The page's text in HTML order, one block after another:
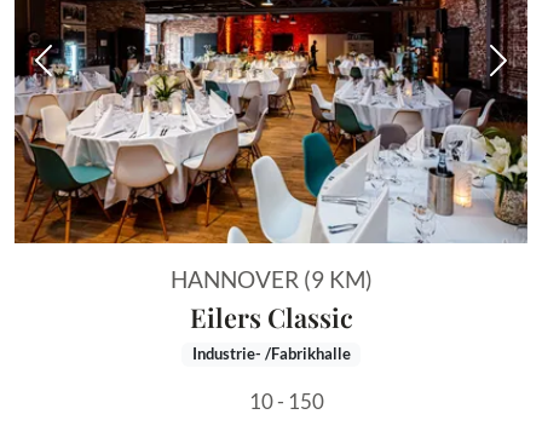
Vorheriges Bild
HANNOVER (9 KM)
Eilers Classic
Industrie- /Fabrikhalle
10 - 150